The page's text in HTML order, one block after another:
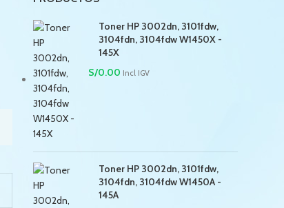
Toner HP 3002dn, 3101fdw,
3104fdn, 3104fdw W1450X -
145X
S/0.00 Incl IGV
Toner HP 3002dn, 3101fdw,
3104fdn, 3104fdw W1450A -
145A